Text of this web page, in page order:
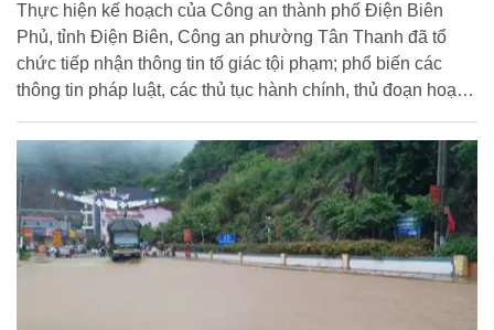
Thực hiện kế hoạch của Công an thành phố Điện Biên
Phủ, tỉnh Điện Biên, Công an phường Tân Thanh đã tổ
chức tiếp nhận thông tin tố giác tội phạm; phổ biến các
thông tin pháp luật, các thủ tục hành chính, thủ đoạn hoạt
động của các loại tội phạm để nhân dân có biện pháp
phòng, tránh thông qua các nhóm mạng xã hội Zalo... tạo
mối liên kết chặt chẽ với nhân dân. Mô hình này đã gợi mở
cách thức tuyên truyền, phổ biến pháp luật hữu ích, qua đó
góp phần nâng cao hiệu quả công tác tuyên truyền pháp
luật và quản lý nhà nước về an ninh, trật tự (ANTT) tại cơ